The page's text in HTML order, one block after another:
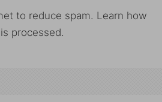
to reduce spam. Learn how
processed.